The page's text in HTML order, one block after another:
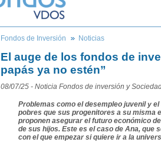
Fondos de Inversión Noticias
El auge de los fondos de
papás ya no estén”
08/07/25 - Noticia Fondos de inversión y
Problemas como el desempleo juvenil y
pobres que sus progenitores a su misma
proponen asegurar el futuro económico
de sus hijos. Este es el caso de Ana, que
con el que empezar si quiere ir a la